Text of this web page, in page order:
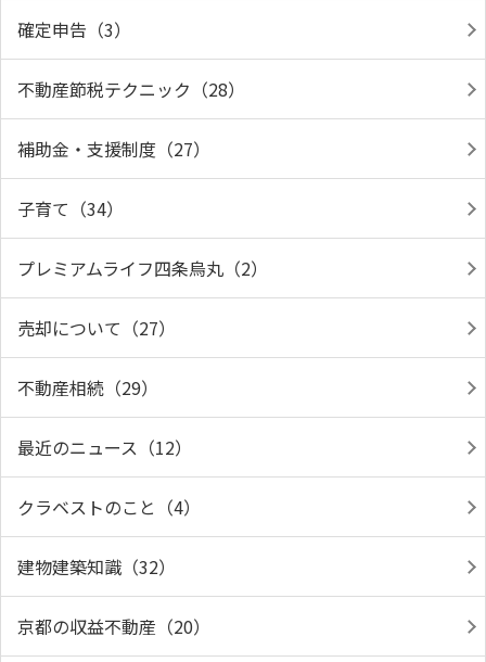
確定申告（3）
不動産節税テクニック（28）
補助金・支援制度（27）
子育て（34）
プレミアムライフ四条烏丸（2）
売却について（27）
不動産相続（29）
最近のニュース（12）
クラベストのこと（4）
建物建築知識（32）
京都の収益不動産（20）